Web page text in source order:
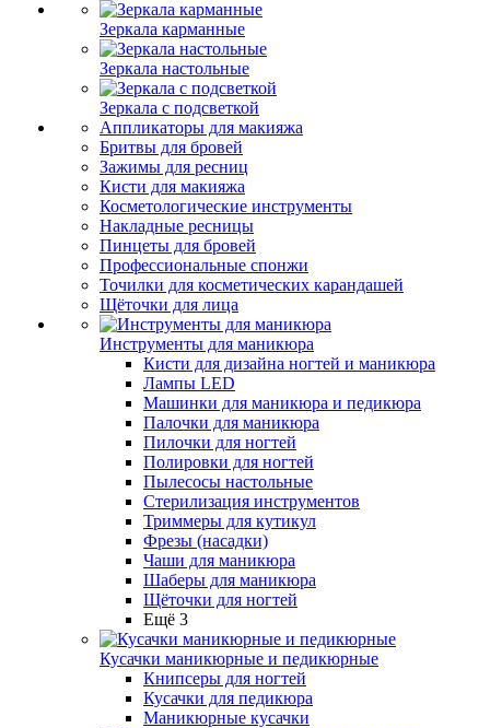
Зеркала карманные
Зеркала настольные
Зеркала с подсветкой
Аппликаторы для макияжа
Бритвы для бровей
Зажимы для ресниц
Кисти для макияжа
Косметологические инструменты
Накладные ресницы
Пинцеты для бровей
Профессиональные спонжи
Точилки для косметических карандашей
Щёточки для лица
Инструменты для маникюра
Кисти для дизайна ногтей и маникюра
Лампы LED
Машинки для маникюра и педикюра
Палочки для маникюра
Пилочки для ногтей
Полировки для ногтей
Пылесосы настольные
Стерилизация инструментов
Триммеры для кутикул
Фрезы (насадки)
Чаши для маникюра
Шаберы для маникюра
Щёточки для ногтей
Ещё 3
Кусачки маникюрные и педикюрные
Книпсеры для ногтей
Кусачки для педикюра
Маникюрные кусачки